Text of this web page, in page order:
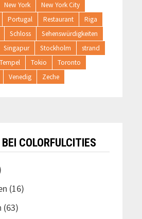
New York
New York City
Portugal Restaurant
Riga
Schloss
Sehenswürdigkeiten
Singapur Stockholm
strand
Tempel Tokio
Toronto
Venedig Zeche
COLORFULCITIES
(16)
(63)